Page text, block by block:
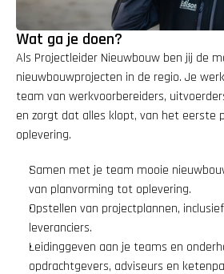
Wat ga je doen?
Als Projectleider Nieuwbouw ben jij de
nieuwbouwprojecten in de regio. Je
team van werkvoorbereiders,
en zorgt dat alles klopt, van het eerste
oplevering.
Samen met je team mooie
van planvorming tot oplevering.
Opstellen van projectplannen,
leveranciers.
Leidinggeven aan je teams en
opdrachtgevers, adviseurs en